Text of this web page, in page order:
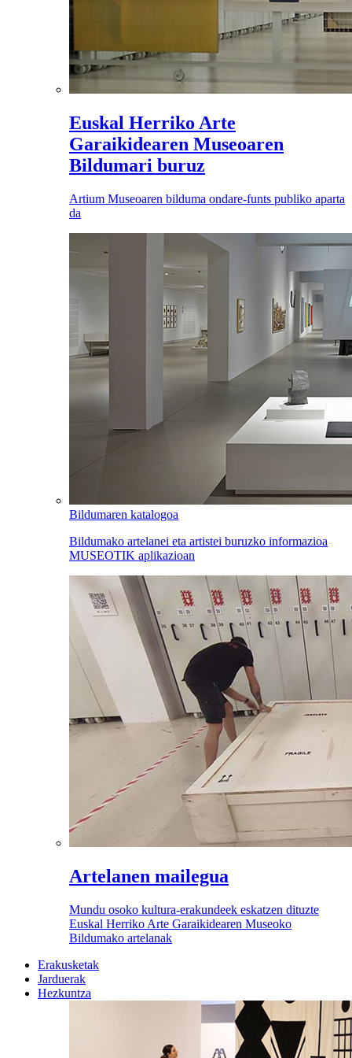
Euskal Herriko Arte
Garaikidearen Museoaren
Bildumari buruz
Artium Museoaren bilduma ondare-funts publiko aparta
da
Bildumaren katalogoa
Bildumako artelanei eta artistei buruzko informazioa
MUSEOTIK aplikazioan
Artelanen mailegua
Mundu osoko kultura-erakundeek eskatzen dituzte
Euskal Herriko Arte Garaikidearen Museoko
Bildumako artelanak
Erakusketak
Jarduerak
Hezkuntza